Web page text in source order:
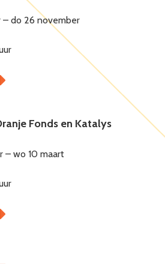
do 26 november
Fonds en Katalys
– wo 10 maart